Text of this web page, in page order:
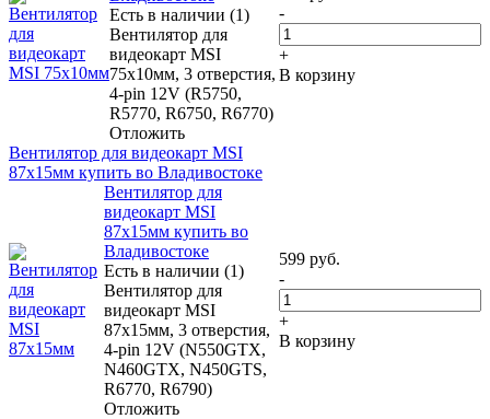
Есть в наличии (1)
Вентилятор для
видеокарт MSI
75x10мм, 3 отверстия,
4-pin 12V (R5750,
R5770, R6750, R6770)
Отложить
-
+
В корзину
Вентилятор для видеокарт MSI
87x15мм купить во Владивостоке
Вентилятор для
видеокарт MSI
87x15мм купить во
Владивостоке
Есть в наличии (1)
Вентилятор для
видеокарт MSI
87x15мм, 3 отверстия,
4-pin 12V (N550GTX,
N460GTX, N450GTS,
R6770, R6790)
Отложить
599 руб.
-
+
В корзину